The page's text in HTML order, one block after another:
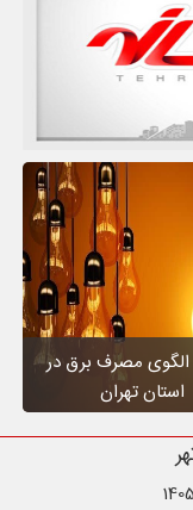
مصرف برق در
استان تهران